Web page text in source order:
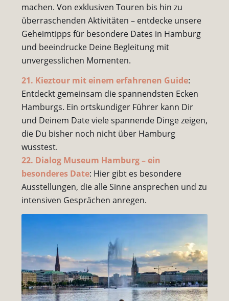
machen. Von exklusiven Touren bis hin zu
überraschenden Aktivitäten – entdecke unsere
Geheimtipps für besondere Dates in Hamburg
und beeindrucke Deine Begleitung mit
unvergesslichen Momenten.
21. Kieztour mit einem erfahrenen Guide:
Entdeckt gemeinsam die spannendsten Ecken
Hamburgs. Ein ortskundiger Führer kann Dir
und Deinem Date viele spannende Dinge zeigen,
die Du bisher noch nicht über Hamburg
wusstest.
22. Dialog Museum Hamburg – ein
besonderes Date: Hier gibt es besondere
Ausstellungen, die alle Sinne ansprechen und zu
intensiven Gesprächen anregen.